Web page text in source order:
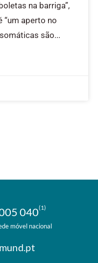
na barriga”,
“um aperto no
são
040(1)
móvel nacional